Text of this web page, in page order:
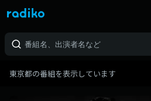
東京都の番組を表示しています